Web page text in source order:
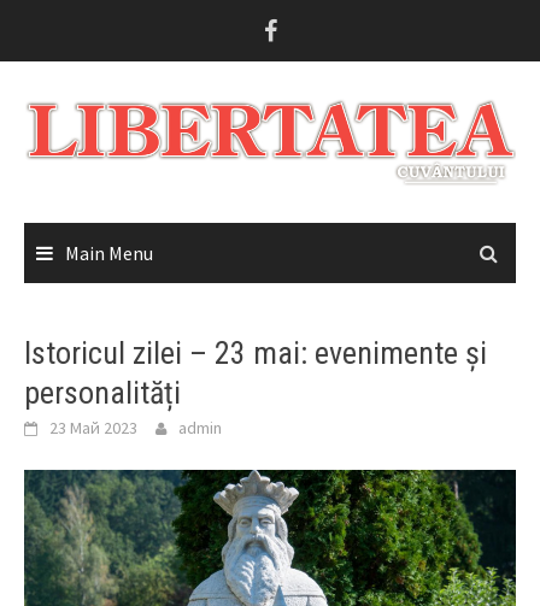
Main Menu
Istoricul zilei – 23 mai: evenimente și
personalități
23 Май 2023 admin